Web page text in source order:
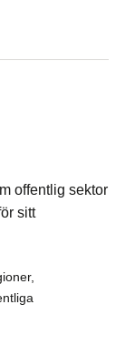
offentlig sektor
sitt